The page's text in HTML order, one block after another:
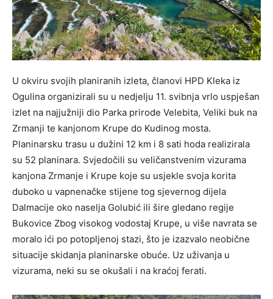
U okviru svojih planiranih izleta, članovi HPD Kleka iz
Ogulina organizirali su u nedjelju 11. svibnja vrlo uspješan
izlet na najjužniji dio Parka prirode Velebita, Veliki buk na
Zrmanji te kanjonom Krupe do Kudinog mosta.
Planinarsku trasu u dužini 12 km i 8 sati hoda realizirala
su 52 planinara. Svjedočili su veličanstvenim vizurama
kanjona Zrmanje i Krupe koje su usjekle svoja korita
duboko u vapnenačke stijene tog sjevernog dijela
Dalmacije oko naselja Golubić ili šire gledano regije
Bukovice Zbog visokog vodostaj Krupe, u više navrata se
moralo ići po potopljenoj stazi, što je izazvalo neobične
situacije skidanja planinarske obuće. Uz uživanja u
vizurama, neki su se okušali i na kraćoj ferati.